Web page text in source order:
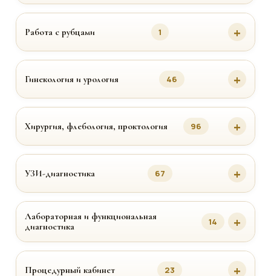
Работа с рубцами 1
Гинекология и урология 46
Хирургия, флебология, проктология 96
УЗИ-диагностика 67
Лабораторная и функциональная
диагностика
14
Процедурный кабинет 23